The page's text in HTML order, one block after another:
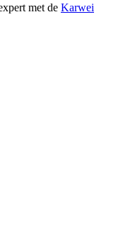
met de Karwei